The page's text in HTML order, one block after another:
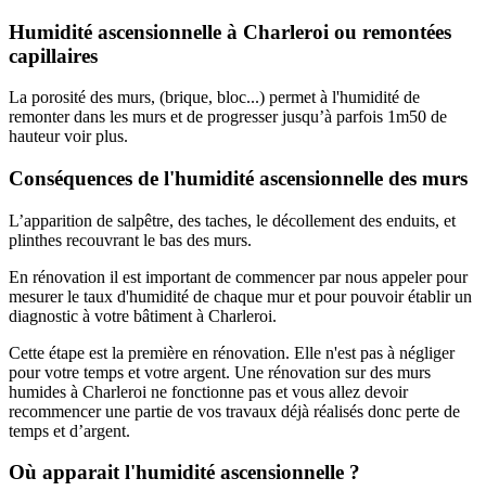
Humidité ascensionnelle à Charleroi ou remontées
capillaires
La porosité des murs, (brique, bloc...) permet à l'humidité de
remonter dans les murs et de progresser jusqu’à parfois 1m50 de
hauteur voir plus.
Conséquences de l'humidité ascensionnelle des murs
L’apparition de salpêtre, des taches, le décollement des enduits, et
plinthes recouvrant le bas des murs.
En rénovation il est important de commencer par nous appeler pour
mesurer le taux d'humidité de chaque mur et pour pouvoir établir un
diagnostic à votre bâtiment à Charleroi.
Cette étape est la première en rénovation. Elle n'est pas à négliger
pour votre temps et votre argent. Une rénovation sur des murs
humides à Charleroi ne fonctionne pas et vous allez devoir
recommencer une partie de vos travaux déjà réalisés donc perte de
temps et d’argent.
Où apparait l'humidité ascensionnelle ?